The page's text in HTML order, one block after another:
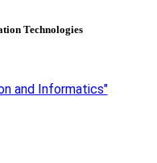
Technologies
and Informatics"